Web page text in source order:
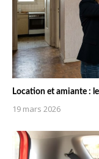
Location et amiante :
19 mars 2026